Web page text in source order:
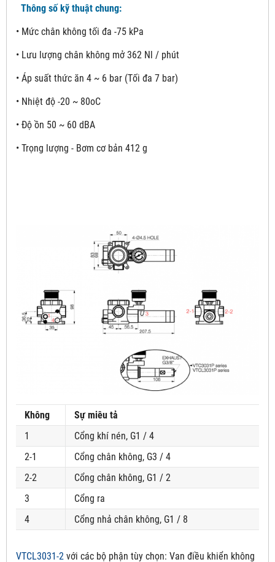
Thông số kỹ thuật chung:
• Mức chân không tối đa -75 kPa
• Lưu lượng chân không mở 362 Nl / phút
• Áp suất thức ăn 4 ~ 6 bar (Tối đa 7 bar)
• Nhiệt độ -20 ~ 80oC
• Độ ồn 50 ~ 60 dBA
• Trọng lượng - Bơm cơ bản 412 g
Không
Sự miêu tả
1
Cổng khí nén, G1 / 4
2-1
Cổng chân không, G3 / 4
2-2
Cổng chân không, G1 / 2
3
Cổng ra
4
Cổng nhả chân không, G1 / 8
VTCL3031-2 với các bộ phận tùy chọn: Van điều khiển không